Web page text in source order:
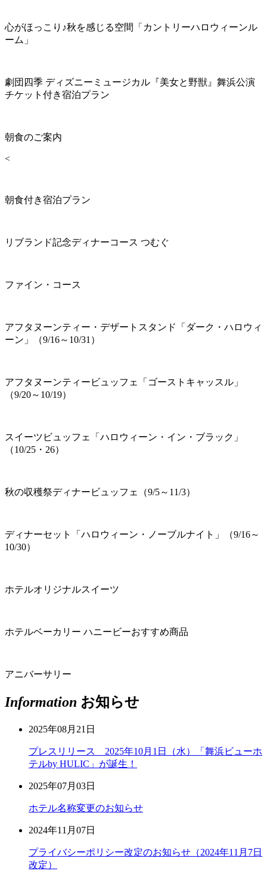
心がほっこり♪秋を感じる空間「カントリーハロウィーンル
ーム」
劇団四季 ディズニーミュージカル『美女と野獣』舞浜公演
チケット付き宿泊プラン
朝食のご案内
<
朝食付き宿泊プラン
リブランド記念ディナーコース つむぐ
ファイン・コース
アフタヌーンティー・デザートスタンド「ダーク・ハロウィ
ーン」（9/16～10/31）
アフタヌーンティービュッフェ「ゴーストキャッスル」
（9/20～10/19）
スイーツビュッフェ「ハロウィーン・イン・ブラック」
（10/25・26）
秋の収穫祭ディナービュッフェ（9/5～11/3）
ディナーセット「ハロウィーン・ノーブルナイト」（9/16～
10/30）
ホテルオリジナルスイーツ
ホテルベーカリー ハニービーおすすめ商品
アニバーサリー
Information お知らせ
2025年08月21日
プレスリリース 2025年10月1日（水）「舞浜ビューホ
テルby HULIC」が誕生！
2025年07月03日
ホテル名称変更のお知らせ
2024年11月07日
プライバシーポリシー改定のお知らせ（2024年11月7日
改定）